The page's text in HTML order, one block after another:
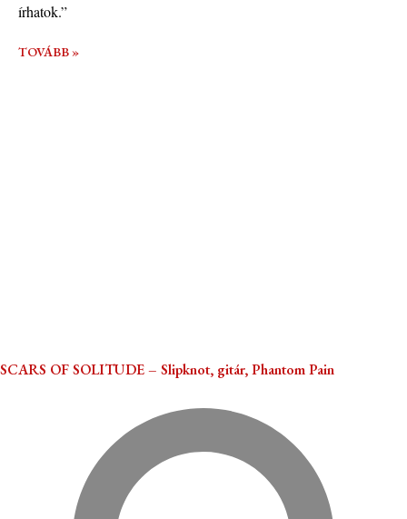
írhatok.”
TOVÁBB »
SCARS OF SOLITUDE – Slipknot, gitár, Phantom Pain